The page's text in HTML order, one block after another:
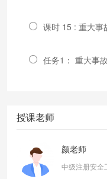
课时 15 : 重大事
任务1： 重大事
授课老师
颜老师